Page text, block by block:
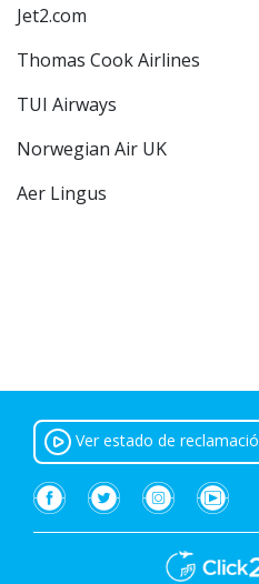
Jet2.com
Thomas Cook Airlines
TUI Airways
Norwegian Air UK
Aer Lingus
Ver estado de